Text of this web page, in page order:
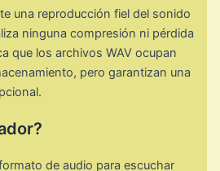
una reproducción fiel del sonido
ninguna compresión ni pérdida
que los archivos WAV ocupan
pero garantizan una
de audio para escuchar